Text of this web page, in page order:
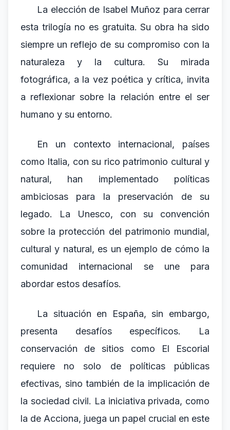
La elección de Isabel Muñoz para cerrar
esta trilogía no es gratuita. Su obra ha sido
siempre un reflejo de su compromiso con la
naturaleza y la cultura. Su mirada
fotográfica, a la vez poética y crítica, invita
a reflexionar sobre la relación entre el ser
humano y su entorno.
En un contexto internacional, países
como Italia, con su rico patrimonio cultural y
natural, han implementado políticas
ambiciosas para la preservación de su
legado. La Unesco, con su convención
sobre la protección del patrimonio mundial,
cultural y natural, es un ejemplo de cómo la
comunidad internacional se une para
abordar estos desafíos.
La situación en España, sin embargo,
presenta desafíos específicos. La
conservación de sitios como El Escorial
requiere no solo de políticas públicas
efectivas, sino también de la implicación de
la sociedad civil. La iniciativa privada, como
la de Acciona, juega un papel crucial en este